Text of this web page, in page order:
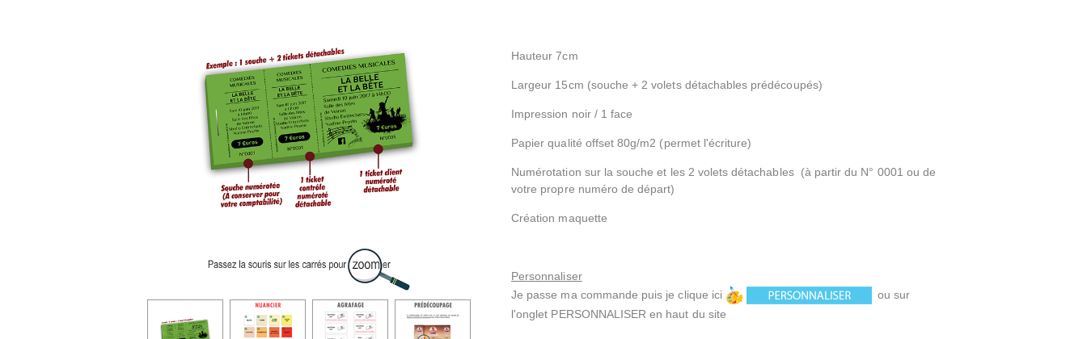
Hauteur 7cm
Largeur 15cm (souche + 2 volets détachables prédécoupés)
Impression noir / 1 face
Papier qualité offset 80g/m2 (permet l'écriture)
Numérotation sur la souche et les 2 volets détachables (à partir du N° 0001 ou de
votre propre numéro de départ)
Création maquette
Personnaliser
Je passe ma commande puis je clique ici
ou sur
l'onglet PERSONNALISER en haut du site